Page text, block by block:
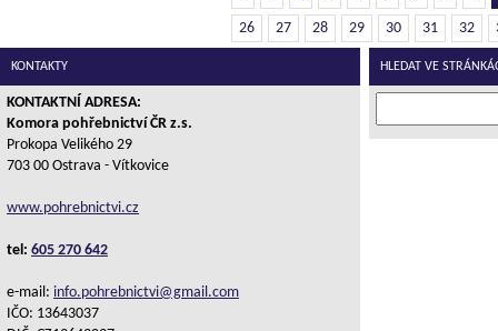
26
27 28 29 30 31 32
KONTAKTY
KONTAKTNÍ ADRESA:
Komora pohřebnictví ČR z.s.
Prokopa Velikého 29
703 00 Ostrava - Vítkovice
www.pohrebnictvi.cz
tel: 605 270 642
e-mail: info.pohrebnictvi@gmail.com
IČO: 13643037
HLEDAT VE